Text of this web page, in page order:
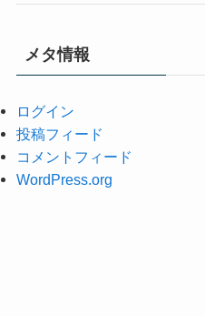
メタ情報
ログイン
投稿フィード
コメントフィード
WordPress.org